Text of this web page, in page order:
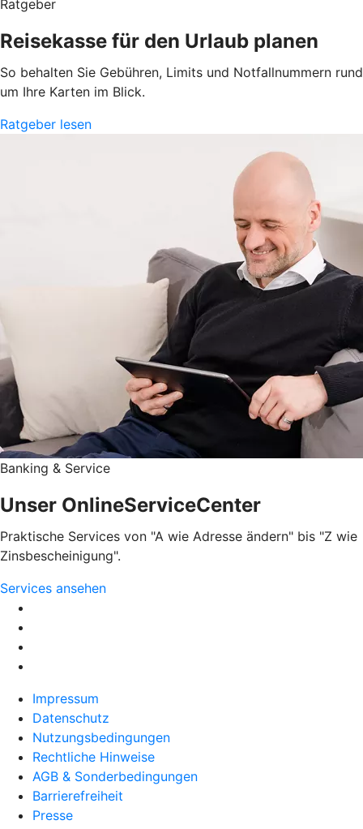
Ratgeber
Reisekasse für den Urlaub planen
So behalten Sie Gebühren, Limits und Notfallnummern rund
um Ihre Karten im Blick.
Ratgeber lesen
Banking & Service
Unser OnlineServiceCenter
Praktische Services von "A wie Adresse ändern" bis "Z wie
Zinsbescheinigung".
Services ansehen
Impressum
Datenschutz
Nutzungsbedingungen
Rechtliche Hinweise
AGB & Sonderbedingungen
Barrierefreiheit
Presse